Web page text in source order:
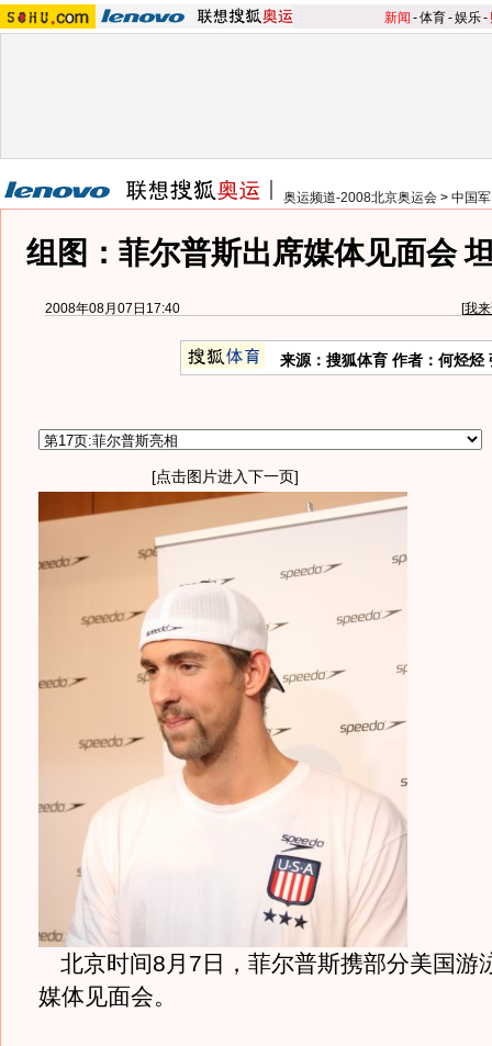
新闻 -体育-娱乐-
奥运频道-2008北京奥运会 > 中国
组图：菲尔普斯出席媒体见面会
2008年08月07日17:40 [我
来源：搜狐体育 作者：何烃烃
[点击图片进入下一页]
北京时间8月 7 日 ，菲尔普斯携部分美国游
媒体见面会。